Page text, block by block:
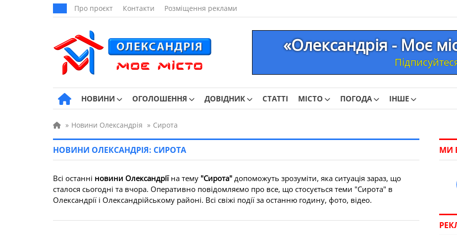
Про проєкт Контакти Розміщення реклами
«Олександрія - Моє
НОВИНИ ОГОЛОШЕННЯ ДОВІДНИК СТАТТІ МІСТО ПОГОДА ІНШЕ
» Новини Олександрія » Сирота
НОВИНИ ОЛЕКСАНДРІЯ: СИРОТА
Всі останні новини Олександріїна тему "Сирота" допоможуть зрозуміти, яка ситуація зараз, що
сталося сьогодні та вчора. Оперативно повідомляємо про все, що стосується теми "Сирота" в
Олександрії і Олександрійському районі. Всі свіжі події за останню годину, фото, відео.
МИ